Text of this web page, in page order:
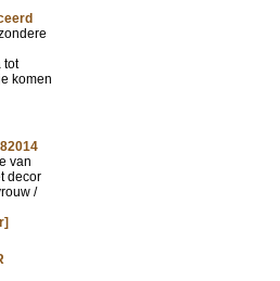
tot
komen
van
decor
/